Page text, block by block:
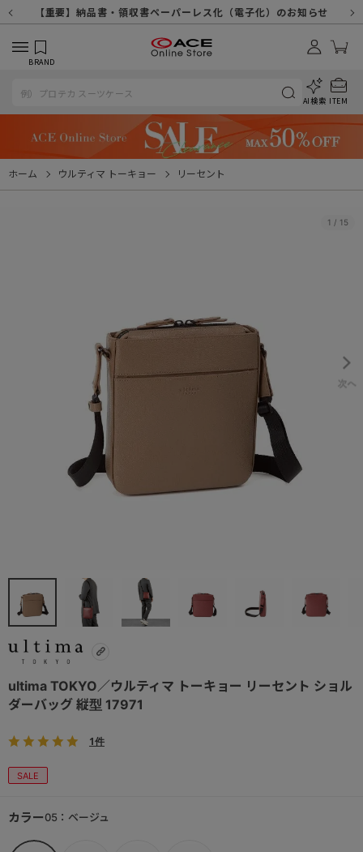
【重要】令和８年熊本地震に伴う配送への影響について
【重要】納品書・領収書ペーパーレス化（電子化）のお知らせ
【重要】天候不良や交通状況・物量増等に伴う配送への影響について
【重要】悪質な詐欺サイトにご注意ください
【重要】各種メールが届かない場合に関しまして
【重要】お問い合わせのご対応に関しまして
【重要】SNSのなりすまし詐欺にご注意ください
BRAND
AI検索 ITEM
ホーム ウルティマ トーキョー リーセント
1 / 15
ultima TOKYO／ウルティマ トーキョー リーセント ショル
ダーバッグ 縦型 17971
1件
SALE
カラー05：ベージュ